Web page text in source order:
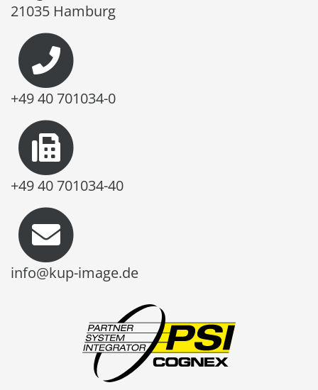
21035 Hamburg
+49 40 701034-0
+49 40 701034-40
info@kup-image.de